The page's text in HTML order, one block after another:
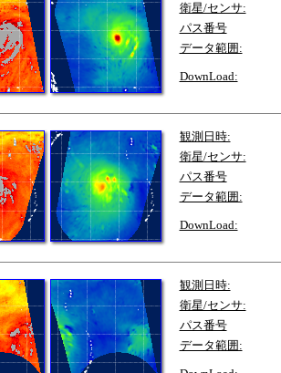
衛星/センサ:
パス番号
データ範囲:
DownLoad:
観測日時:
衛星/センサ:
パス番号
データ範囲:
DownLoad:
観測日時:
衛星/センサ:
パス番号
データ範囲: